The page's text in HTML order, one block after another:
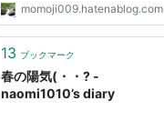
momoji009.hatenablog.com
13 ブックマーク
春の陽気(・・? -
naomi1010’s diary